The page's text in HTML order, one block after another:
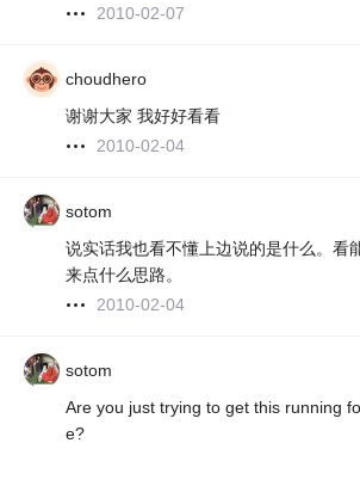
2010-02-07
choudhero
谢谢大家 我好好看看
2010-02-04
sotom
说实话我也看不懂上边说的是什么。看
来点什么思路。
2010-02-04
sotom
Are you just trying to get this running
e?